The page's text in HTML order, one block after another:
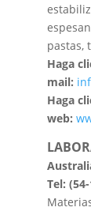
pastas,
Haga
mail:
Haga
web:
Tel: